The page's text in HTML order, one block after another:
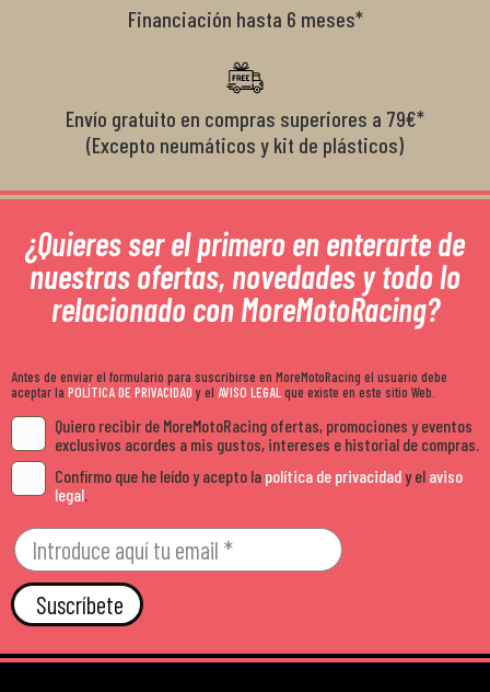
Financiación hasta 6 meses*
Envío gratuito en compras superiores a 79€*
(Excepto neumáticos y kit de plásticos)
¿Quieres ser el primero en enterarte de
nuestras ofertas, novedades y todo lo
relacionado con MoreMotoRacing?
Antes de enviar el formulario para suscribirse en MoreMotoRacing el usuario debe
aceptar la POLÍTICA DE PRIVACIDADy el AVISO LEGALque existe en este sitio Web.
Quiero recibir de MoreMotoRacing ofertas, promociones y eventos
exclusivos acordes a mis gustos, intereses e historial de compras.
Confirmo que he leído y acepto la política de privacidady el aviso
legal
Suscríbete